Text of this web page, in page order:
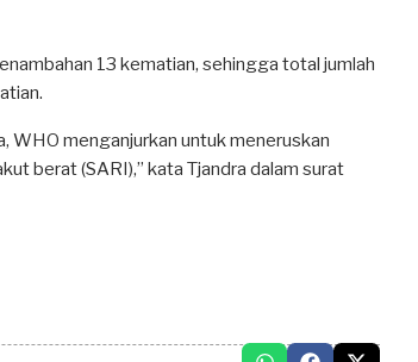
13 kematian, sehingga total jumlah
WHO menganjurkan untuk meneruskan
berat (SARI),” kata Tjandra dalam surat